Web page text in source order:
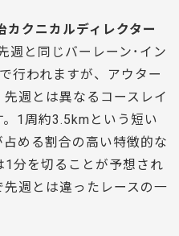
カクニカルディレクター
週と同じバーレーン･イン
行われますが、アウター
週とは異なるコースレイ
1周約3.5kmという短い
める割合の高い特徴的な
1分を切ることが予想され
週とは違ったレースの一